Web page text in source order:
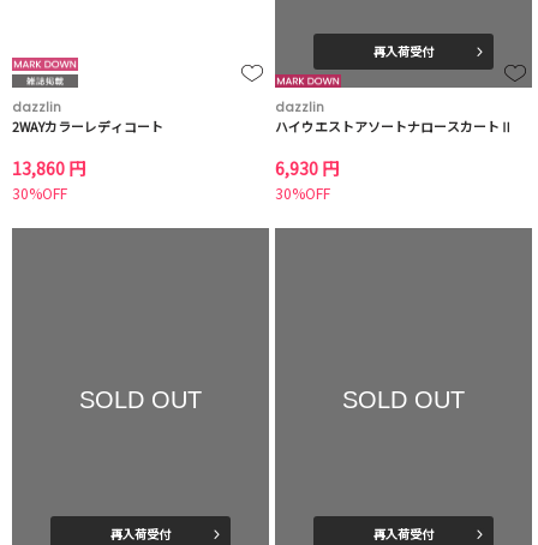
dazzlin
2WAYカラーレディコート
13,860 円
30%OFF
再入荷受付
dazzlin
ハイウエストアソートナロースカートⅡ
6,930 円
30%OFF
SOLD OUT
再入荷受付
SOLD OUT
再入荷受付